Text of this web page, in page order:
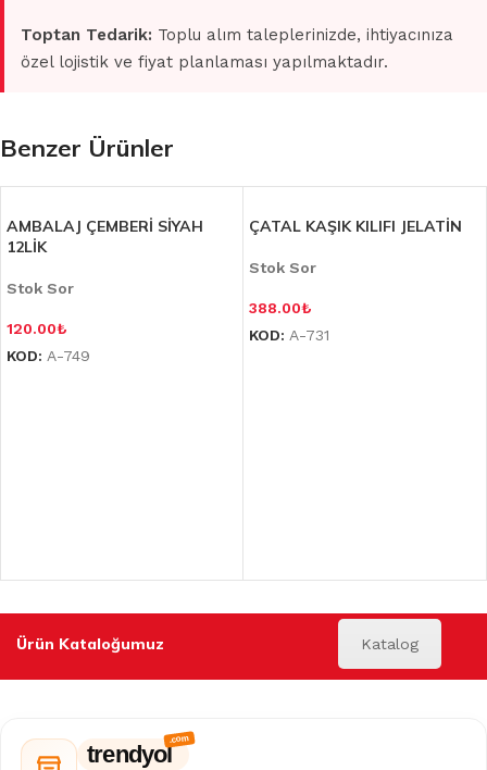
Toptan Tedarik: Toplu alım taleplerinizde, ihtiyacınıza
özel lojistik ve fiyat planlaması yapılmaktadır.
Benzer Ürünler
AMBALAJ ÇEMBERİ SİYAH
12LİK
Stok Sor
120.00₺
KOD: A-749
ÇATAL KAŞIK KILIFI JELATİN
Stok Sor
388.00₺
KOD: A-731
Ürün Kataloğumuz Katalog
trendyol